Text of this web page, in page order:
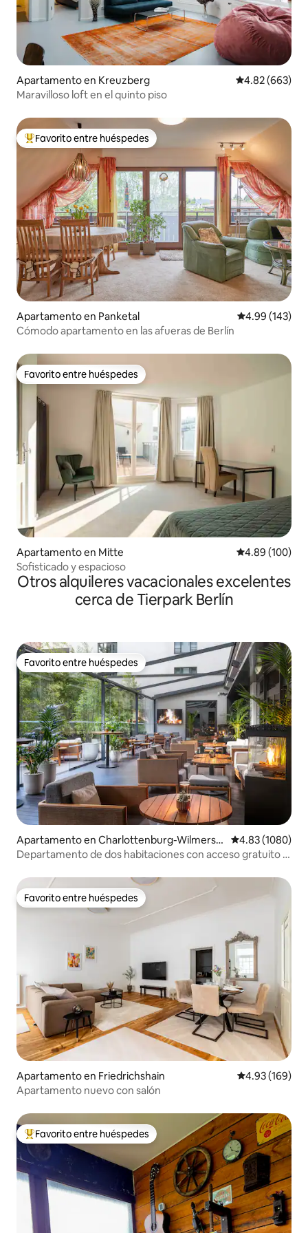
Apartamento en Kreuzberg Calificación
4.82 (663)
Maravilloso loft en el quinto piso
Favorito entre huéspedes preferido
Favorito entre huéspedes
Apartamento en Panketal Calificación
4.99 (143)
Cómodo apartamento en las afueras de Berlín
Favorito entre huéspedes
Favorito entre huéspedes
Apartamento en Mitte Calificación
4.89 (100)
Sofisticado y espacioso
Otros alquileres vacacionales excelentes
cerca de Tierpark Berlín
Favorito entre huéspedes
Favorito entre huéspedes
Apartamento en Charlottenburg-Wilmersd
orf
Calificación
4.83 (1080)
Departamento de dos habitaciones con acceso gratuito a
Favorito entre huéspedes
Favorito entre huéspedes
Apartamento en Friedrichshain Calificación
4.93 (169)
Apartamento nuevo con salón
Favorito entre huéspedes preferido
Favorito entre huéspedes